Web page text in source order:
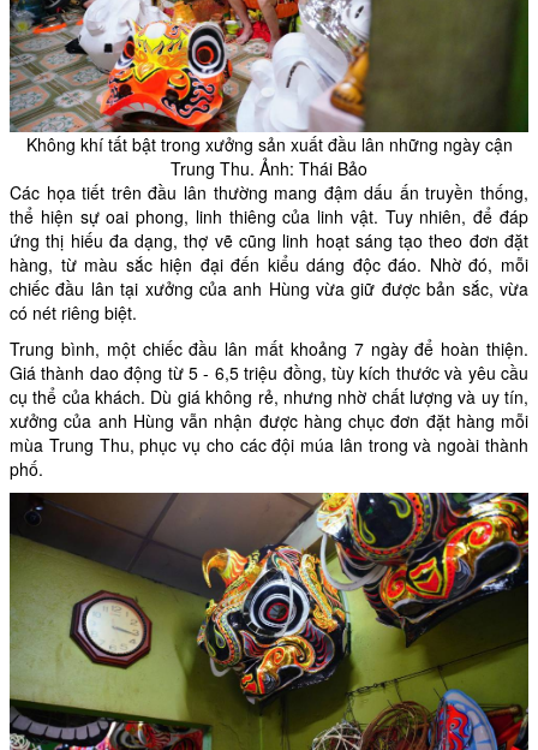
Không khí tất bật trong xưởng sản xuất đầu lân những ngày cận
Trung Thu. Ảnh: Thái Bảo
Các họa tiết trên đầu lân thường mang đậm dấu ấn truyền thống,
thể hiện sự oai phong, linh thiêng của linh vật. Tuy nhiên, để đáp
ứng thị hiếu đa dạng, thợ vẽ cũng linh hoạt sáng tạo theo đơn đặt
hàng, từ màu sắc hiện đại đến kiểu dáng độc đáo. Nhờ đó, mỗi
chiếc đầu lân tại xưởng của anh Hùng vừa giữ được bản sắc, vừa
có nét riêng biệt.
Trung bình, một chiếc đầu lân mất khoảng 7 ngày để hoàn thiện.
Giá thành dao động từ 5 - 6,5 triệu đồng, tùy kích thước và yêu cầu
cụ thể của khách. Dù giá không rẻ, nhưng nhờ chất lượng và uy tín,
xưởng của anh Hùng vẫn nhận được hàng chục đơn đặt hàng mỗi
mùa Trung Thu, phục vụ cho các đội múa lân trong và ngoài thành
phố.